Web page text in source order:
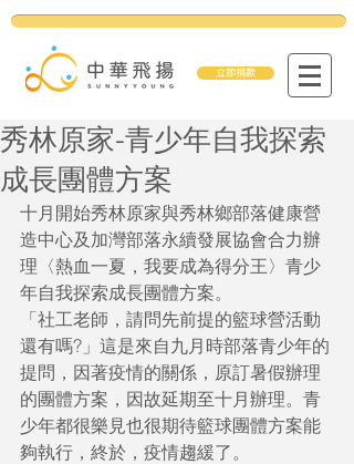
立即捐款
秀林原家-青少年自我探索
成長團體方案
十月開始秀林原家與秀林鄉部落健康營
造中心及加灣部落永續發展協會合力辦
理〈熱血一夏，我要成為得分王〉青少
年自我探索成長團體方案。
「社工老師，請問先前提的籃球營活動
還有嗎?」這是來自九月時部落青少年的
提問，因著疫情的關係，原訂暑假辦理
的團體方案，因故延期至十月辦理。青
少年都很樂見也很期待籃球團體方案能
夠執行，終於，疫情趨緩了。